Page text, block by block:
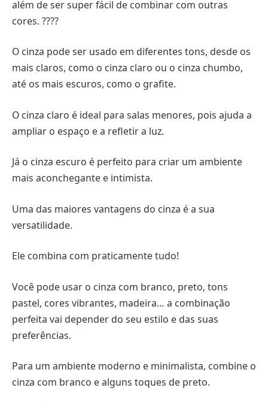
além de ser super fácil de combinar com outras
cores. ????
O cinza pode ser usado em diferentes tons, desde os
mais claros, como o cinza claro ou o cinza chumbo,
até os mais escuros, como o grafite.
O cinza claro é ideal para salas menores, pois ajuda a
ampliar o espaço e a refletir a luz.
Já o cinza escuro é perfeito para criar um ambiente
mais aconchegante e intimista.
Uma das maiores vantagens do cinza é a sua
versatilidade.
Ele combina com praticamente tudo!
Você pode usar o cinza com branco, preto, tons
pastel, cores vibrantes, madeira… a combinação
perfeita vai depender do seu estilo e das suas
preferências.
Para um ambiente moderno e minimalista, combine o
cinza com branco e alguns toques de preto.